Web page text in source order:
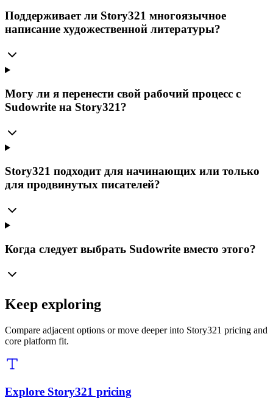
Поддерживает ли Story321 многоязычное
написание художественной литературы?
Могу ли я перенести свой рабочий процесс с
Sudowrite на Story321?
Story321 подходит для начинающих или только
для продвинутых писателей?
Когда следует выбрать Sudowrite вместо этого?
Keep exploring
Compare adjacent options or move deeper into Story321 pricing and
core platform fit.
Explore Story321 pricing